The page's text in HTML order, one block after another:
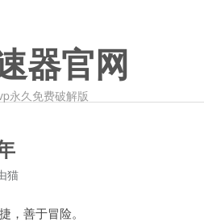
器官网
永久免费破解版
猫
善于冒险。